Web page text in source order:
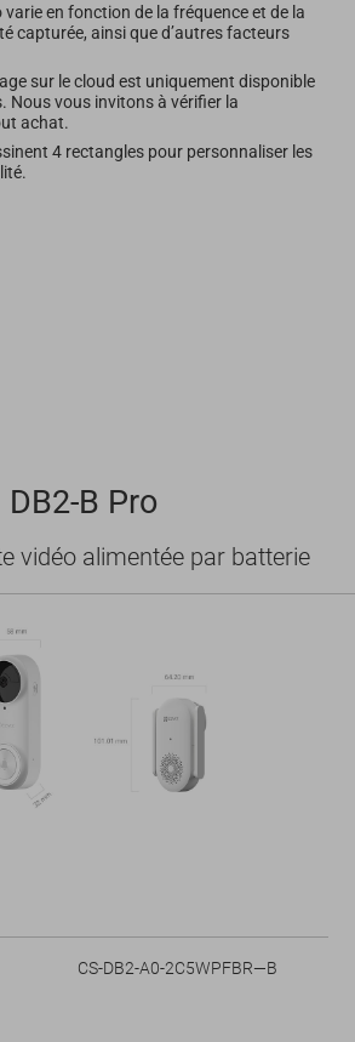
varie en fonction de la fréquence et de la
capturée, ainsi que d’autres facteurs
sur le cloud est uniquement disponible
Nous vous invitons à vérifier la
achat.
4 rectangles pour personnaliser les
DB2-B Pro
vidéo alimentée par batterie
CS-DB2-A0-2C5WPFBR—B